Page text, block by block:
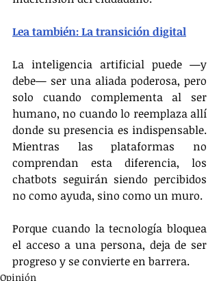
Lea también: La transición digital
La inteligencia artificial puede —y
debe— ser una aliada poderosa, pero
solo cuando complementa al ser
humano, no cuando lo reemplaza allí
donde su presencia es indispensable.
Mientras las plataformas no
comprendan esta diferencia, los
chatbots seguirán siendo percibidos
no como ayuda, sino como un muro.
Porque cuando la tecnología bloquea
el acceso a una persona, deja de ser
progreso y se convierte en barrera.
Opinión